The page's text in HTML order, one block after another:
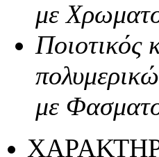
με
Ποιοτικός
με